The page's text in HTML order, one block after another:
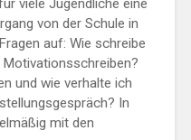
viele Jugendliche eine
von der Schule in
auf: Wie schreibe
und wie verhalte ich
In
mit den